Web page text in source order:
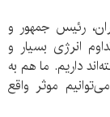
رئیس جمهور و
انرژی بسیار و
داریم. ما هم به
موثر واقع